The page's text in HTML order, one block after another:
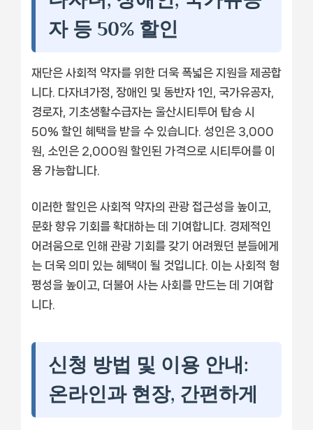
자 등 50% 할인
재단은 사회적 약자를 위한 더욱 폭넓은 지원을 제공합
니다. 다자녀가정, 장애인 및 동반자 1인, 국가유공자,
경로자, 기초생활수급자는 울산시티투어 탑승 시
50% 할인 혜택을 받을 수 있습니다. 성인은 3,000
원, 소인은 2,000원 할인된 가격으로 시티투어를 이
용 가능합니다.
이러한 할인은 사회적 약자의 관광 접근성을 높이고,
문화 향유 기회를 확대하는 데 기여합니다. 경제적인
어려움으로 인해 관광 기회를 갖기 어려웠던 분들에게
는 더욱 의미 있는 혜택이 될 것입니다. 이는 사회적 형
평성을 높이고, 더불어 사는 사회를 만드는 데 기여합
니다.
신청 방법 및 이용 안내:
온라인과 현장, 간편하게